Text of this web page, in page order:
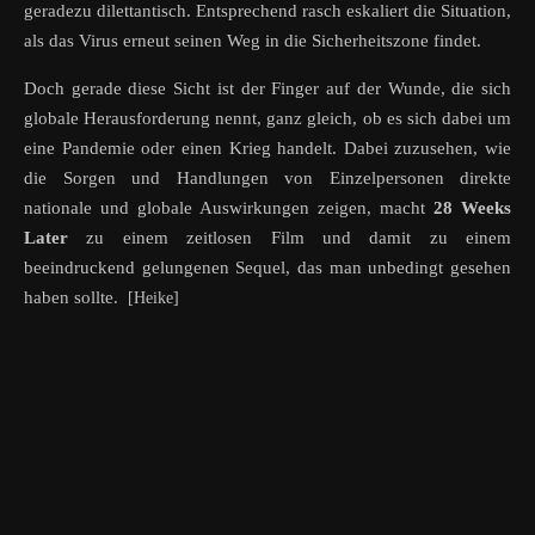
geradezu dilettantisch. Entsprechend rasch eskaliert die Situation,
als das Virus erneut seinen Weg in die Sicherheitszone findet.
Doch gerade diese Sicht ist der Finger auf der Wunde, die sich
globale Herausforderung nennt, ganz gleich, ob es sich dabei um
eine Pandemie oder einen Krieg handelt. Dabei zuzusehen, wie
die Sorgen und Handlungen von Einzelpersonen direkte
nationale und globale Auswirkungen zeigen, macht 28 Weeks
Later zu einem zeitlosen Film und damit zu einem
beeindruckend gelungenen Sequel, das man unbedingt gesehen
haben sollte.
[Heike]